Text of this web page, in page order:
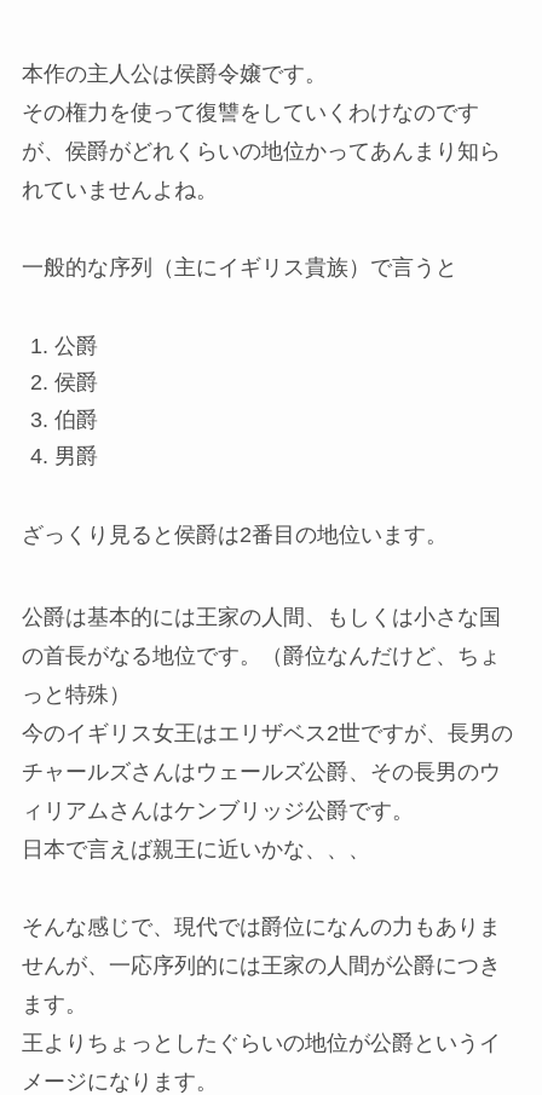
本作の主人公は侯爵令嬢です。
その権力を使って復讐をしていくわけなのです
が、侯爵がどれくらいの地位かってあんまり知ら
れていませんよね。
一般的な序列（主にイギリス貴族）で言うと
公爵
侯爵
伯爵
男爵
ざっくり見ると侯爵は2番目の地位います。
公爵は基本的には王家の人間、もしくは小さな国
の首長がなる地位です。（爵位なんだけど、ちょ
っと特殊）
今のイギリス女王はエリザベス2世ですが、長男の
チャールズさんはウェールズ公爵、その長男のウ
ィリアムさんはケンブリッジ公爵です。
日本で言えば親王に近いかな、、、
そんな感じで、現代では爵位になんの力もありま
せんが、一応序列的には王家の人間が公爵につき
ます。
王よりちょっとしたぐらいの地位が公爵というイ
メージになります。